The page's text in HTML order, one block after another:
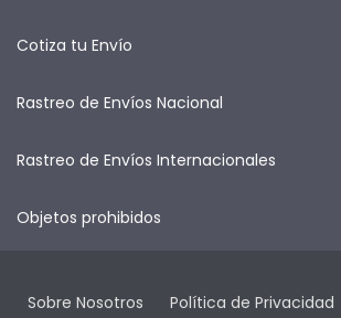
Cotiza tu Envío
Rastreo de Envíos Nacional
Rastreo de Envíos Internacionales
Objetos prohibidos
Sobre Nosotros Política de Privacidad